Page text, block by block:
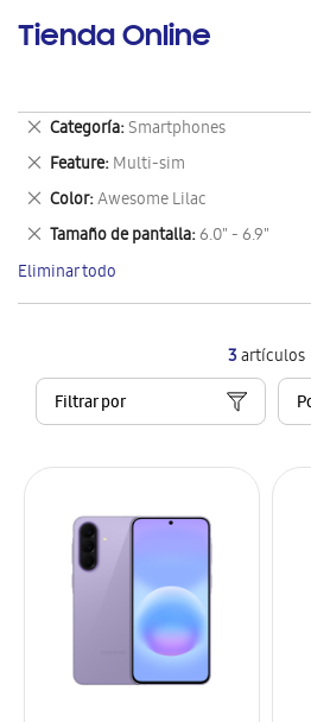
Tienda Online
3artículos
Filtrar por
Categoría Smartphones
Eliminar
este
artículo
Feature Multi-sim
Eliminar
este
artículo
Color Awesome Lilac
Eliminar
este
artículo
Tamaño de pantalla 6.0" - 6.9"
Eliminar
este
artículo
Eliminar todo